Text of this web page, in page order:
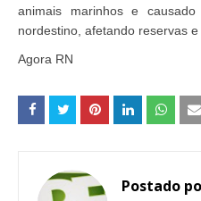
animais marinhos e
nordestino, afetando reservas e
Agora RN
Postado